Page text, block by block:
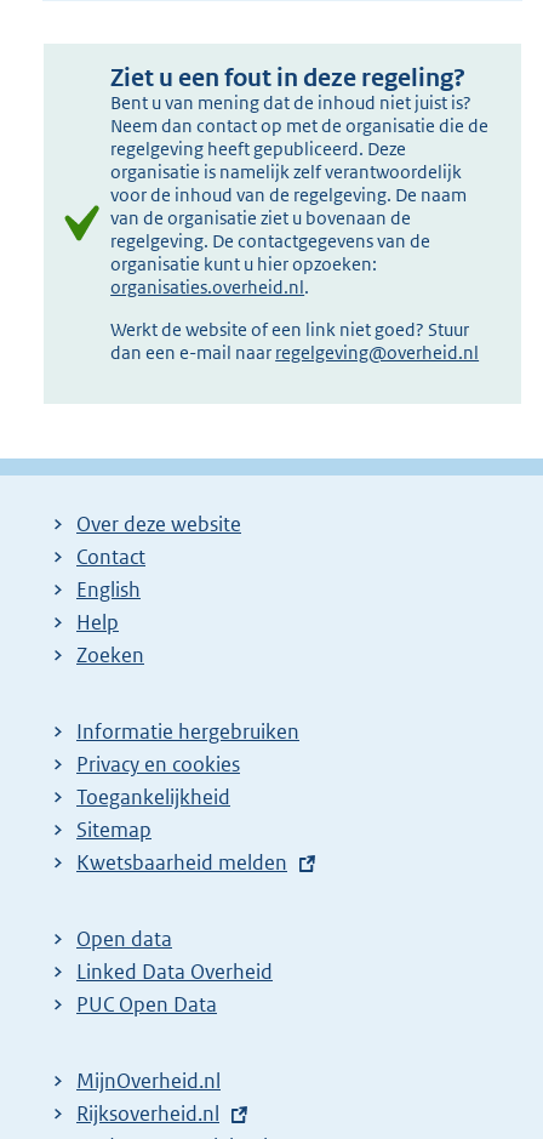
Ziet u een fout in deze regeling?
Bent u van mening dat de inhoud niet juist is?
Neem dan contact op met de organisatie die de
regelgeving heeft gepubliceerd. Deze
organisatie is namelijk zelf verantwoordelijk
voor de inhoud van de regelgeving. De naam
van de organisatie ziet u bovenaan de
regelgeving. De contactgegevens van de
organisatie kunt u hier opzoeken:
organisaties.overheid.nl.
Werkt de website of een link niet goed? Stuur
dan een e-mail naar regelgeving@overheid.nl
Over deze website
Contact
English
Help
Zoeken
Informatie hergebruiken
Privacy en cookies
Toegankelijkheid
Sitemap
E
t
e
r
l
i
Kwetsbaarheid melden
Open data
Linked Data Overheid
PUC Open Data
MijnOverheid.nl
E
Rijksoverheid.nl